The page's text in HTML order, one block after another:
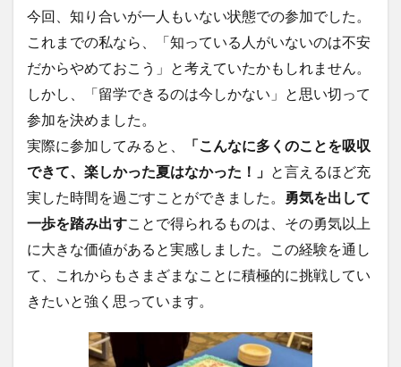
今回、知り合いが一人もいない状態での参加でした。
これまでの私なら、「知っている人がいないのは不安
だからやめておこう」と考えていたかもしれません。
しかし、「留学できるのは今しかない」と思い切って
参加を決めました。
実際に参加してみると、
「こんなに多くのことを吸収
できて、楽しかった夏はなかった！」 と言えるほど充
実した時間を過ごすことができました。
勇気を出して
一歩を踏み出すことで得られるものは、その勇気以上
に大きな価値があると実感しました。この経験を通し
て、これからもさまざまなことに積極的に挑戦してい
きたいと強く思っています。